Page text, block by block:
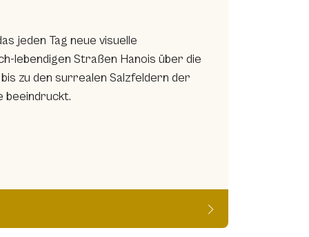
jeden Tag neue visuelle
lebendigen Straßen Hanois über die
zu den surrealen Salzfeldern der
beeindruckt.